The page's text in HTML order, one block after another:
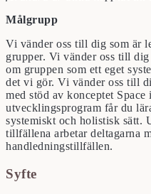
Målgrupp
Vi vänder oss till dig som är
grupper. Vi vänder oss till
om gruppen som ett eget
det vi gör. Vi vänder oss till
med stöd av konceptet Space
utvecklingsprogram får du
systemiskt och holistisk sätt.
tillfällena arbetar deltagarna
handledningstillfällen.
Syfte